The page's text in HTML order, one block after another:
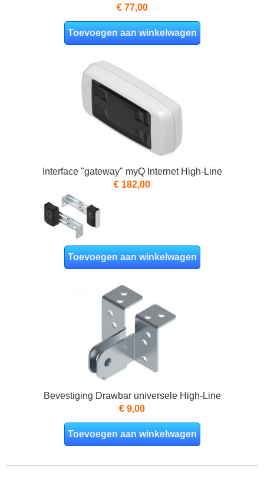
€ 77,00
Toevoegen aan winkelwagen
Interface "gateway" myQ Internet High-Line
€ 182,00
Toevoegen aan winkelwagen
Bevestiging Drawbar universele High-Line
€ 9,00
Toevoegen aan winkelwagen